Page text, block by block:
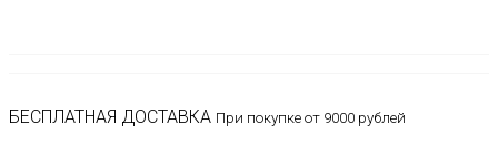
БЕСПЛАТНАЯ ДОСТАВКА При покупке от 9000 рублей